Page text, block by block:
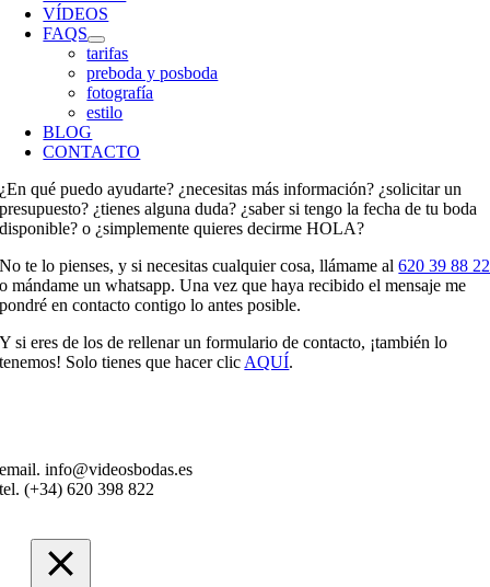
VÍDEOS
FAQS
tarifas
preboda y posboda
fotografía
estilo
BLOG
CONTACTO
¿En qué puedo ayudarte? ¿necesitas más información? ¿solicitar un
presupuesto? ¿tienes alguna duda? ¿saber si tengo la fecha de tu boda
disponible? o ¿simplemente quieres decirme HOLA?
No te lo pienses, y si necesitas cualquier cosa, llámame al620 39 88 22
o mándame un whatsapp. Una vez que haya recibido el mensaje me
pondré en contacto contigo lo antes posible.
Y si eres de los de rellenar un formulario de contacto, ¡también lo
tenemos! Solo tienes que hacer clic AQUÍ.
email. info@videosbodas.es
tel. (+34) 620 398 822